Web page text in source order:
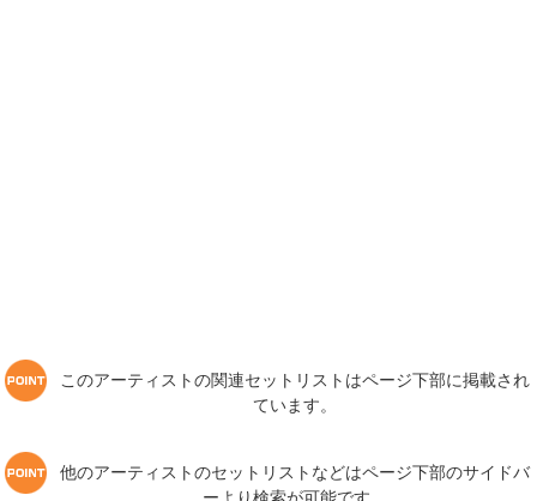
このアーティストの関連セットリストはページ下部に掲載され
ています。
他のアーティストのセットリストなどはページ下部のサイドバ
ーより検索が可能です。